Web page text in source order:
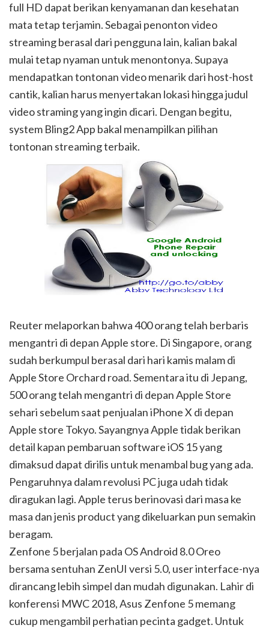
full HD dapat berikan kenyamanan dan kesehatan
mata tetap terjamin. Sebagai penonton video
streaming berasal dari pengguna lain, kalian bakal
mulai tetap nyaman untuk menontonya. Supaya
mendapatkan tontonan video menarik dari host-host
cantik, kalian harus menyertakan lokasi hingga judul
video straming yang ingin dicari. Dengan begitu,
system Bling2 App bakal menampilkan pilihan
tontonan streaming terbaik.
Reuter melaporkan bahwa 400 orang telah berbaris
mengantri di depan Apple store. Di Singapore, orang
sudah berkumpul berasal dari hari kamis malam di
Apple Store Orchard road. Sementara itu di Jepang,
500 orang telah mengantri di depan Apple Store
sehari sebelum saat penjualan iPhone X di depan
Apple store Tokyo. Sayangnya Apple tidak berikan
detail kapan pembaruan software iOS 15 yang
dimaksud dapat dirilis untuk menambal bug yang ada.
Pengaruhnya dalam revolusi PC juga udah tidak
diragukan lagi. Apple terus berinovasi dari masa ke
masa dan jenis product yang dikeluarkan pun semakin
beragam.
Zenfone 5 berjalan pada OS Android 8.0 Oreo
bersama sentuhan ZenUI versi 5.0, user interface-nya
dirancang lebih simpel dan mudah digunakan. Lahir di
konferensi MWC 2018, Asus Zenfone 5 memang
cukup mengambil perhatian pecinta gadget. Untuk